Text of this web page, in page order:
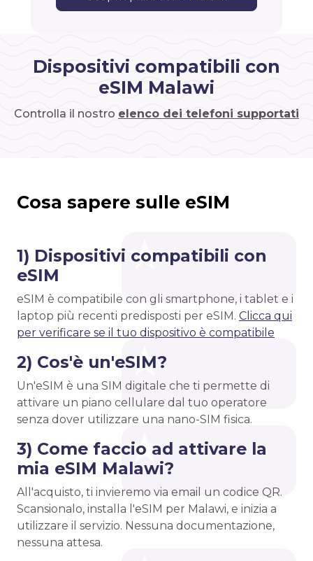
Dispositivi compatibili con
eSIM Malawi
Controlla il nostro elenco dei telefoni supportati
Cosa sapere sulle eSIM
1) Dispositivi compatibili con
eSIM
eSIM è compatibile con gli smartphone, i tablet e i
laptop più recenti predisposti per eSIM. Clicca qui
per verificare se il tuo dispositivo è compatibile
2) Cos'è un'eSIM?
Un'eSIM è una SIM digitale che ti permette di
attivare un piano cellulare dal tuo operatore
senza dover utilizzare una nano-SIM fisica.
3) Come faccio ad attivare la
mia eSIM Malawi?
All'acquisto, ti invieremo via email un codice QR.
Scansionalo, installa l'eSIM per Malawi, e inizia a
utilizzare il servizio. Nessuna documentazione,
nessuna attesa.